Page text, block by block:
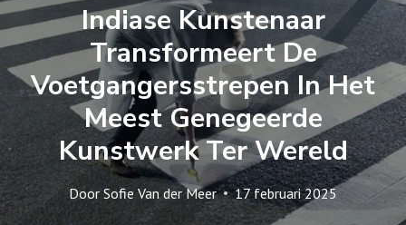
Indiase Kunstenaar
Transformeert De
Voetgangersstrepen In Het
Meest Genegeerde
Kunstwerk Ter Wereld
Door Sofie Van der Meer 17 februari 2025